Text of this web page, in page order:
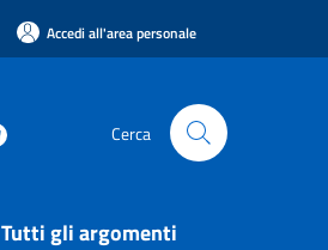
Accedi all'area personale
Cerca
Tutti gli argomenti